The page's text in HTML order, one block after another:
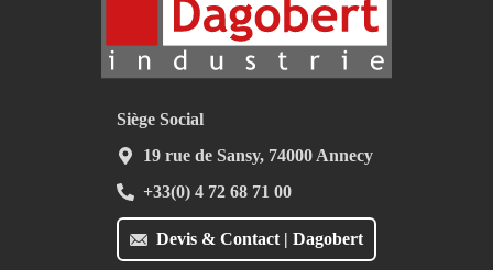
Devis & Contact | Dagobert
Siège Social
19 rue de Sansy, 74000 Annecy
+33(0) 4 72 68 71 00